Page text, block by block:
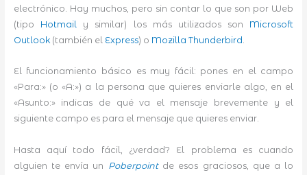
electrónico. Hay muchos, pero sin contar lo que son por Web
(tipo Hotmaily similar) los más utilizados son Microsoft
Outlook(también el Express) o Mozilla Thunderbird .
El funcionamiento básico es muy fácil: pones en el campo
«Para:» (o «A:») a la persona que quieres enviarle algo, en el
«Asunto:» indicas de qué va el mensaje brevemente y el
siguiente campo es para el mensaje que quieres enviar.
Hasta aquí todo fácil, ¿verdad? El problema es cuando
alguien te envía un Poberpointde esos graciosos, que a lo